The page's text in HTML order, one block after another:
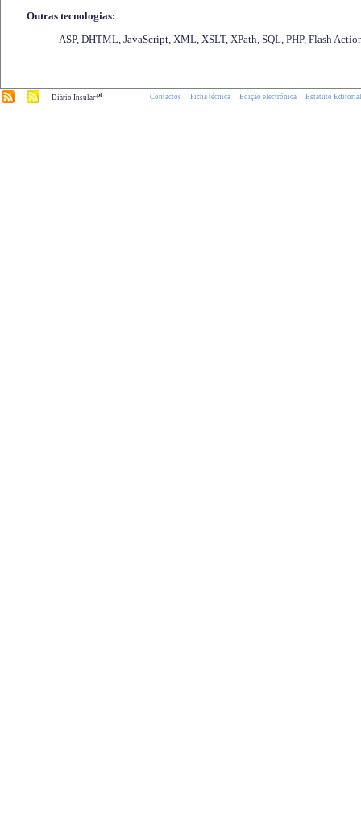
Outras tecnologias:
ASP, DHTML, JavaScript, XML, XSLT, XPath, SQL, PHP, Flash
Diário Insular.pt Contactos Ficha técnica Edição electrónica Estatuto Editorial